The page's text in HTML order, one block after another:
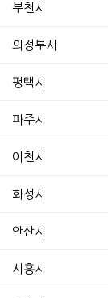
부천시
의정부시
평택시
파주시
이천시
화성시
안산시
시흥시